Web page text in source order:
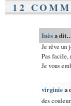
12
Inèsa
Je rêve un
Pas facile,
Je vous
virginiea
des